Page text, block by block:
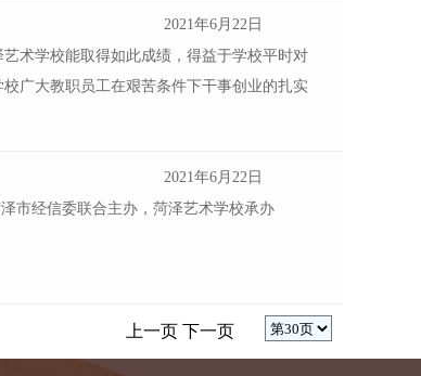
2021年6月22日
术学校能取得如此成绩，得益于学校平时对
广大教职员工在艰苦条件下干事创业的扎实
2021年6月22日
市经信委联合主办，菏泽艺术学校承办
上一页 下一页